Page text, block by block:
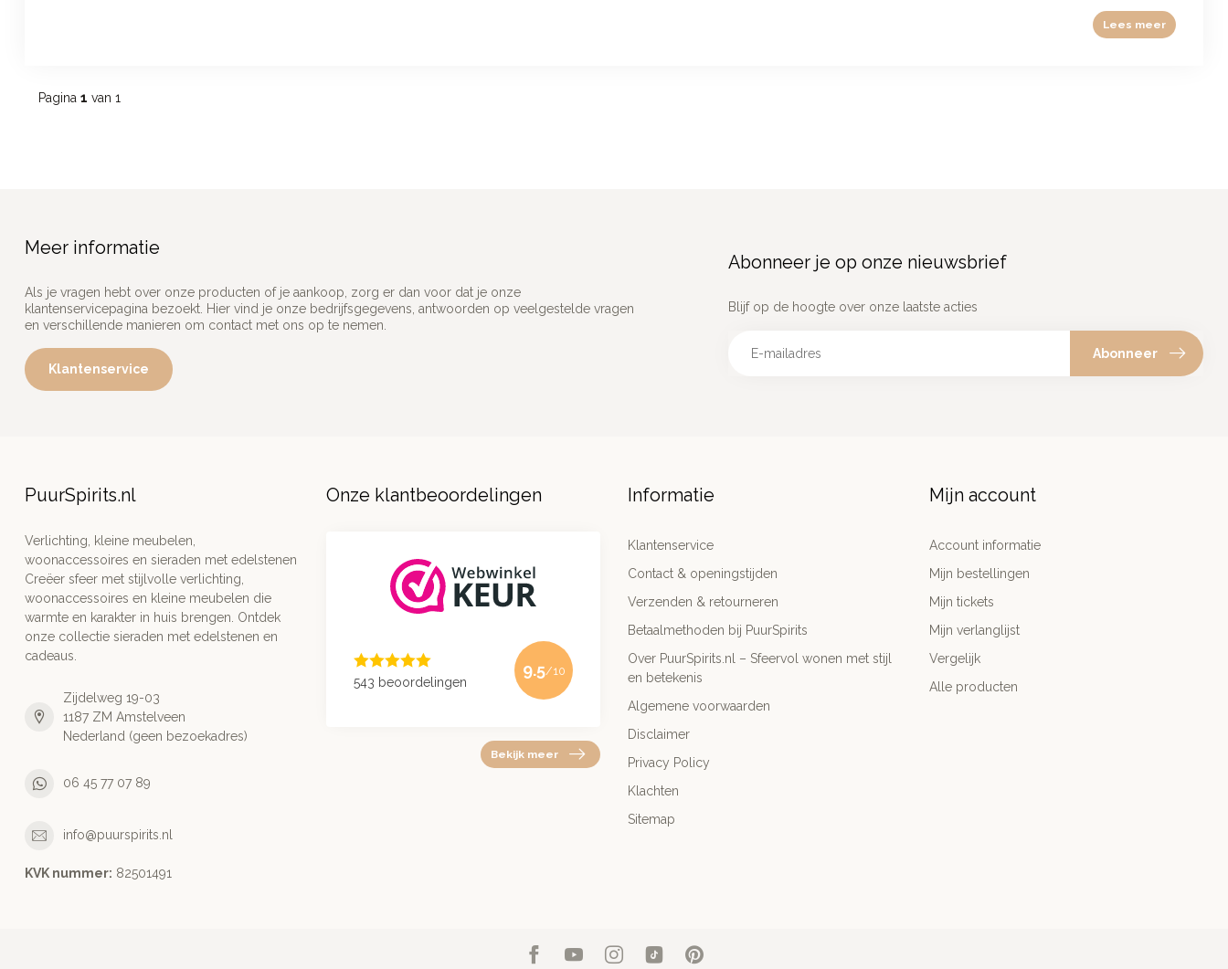
Lees meer
Pagina 1 van 1
Meer informatie
Als je vragen hebt over onze producten of je aankoop, zorg er dan voor dat je onze
klantenservicepagina bezoekt. Hier vind je onze bedrijfsgegevens, antwoorden op veelgestelde vragen
en verschillende manieren om contact met ons op te nemen.
Klantenservice
Abonneer je op onze nieuwsbrief
Blijf op de hoogte over onze laatste acties
Abonneer
PuurSpirits.nl
Verlichting, kleine meubelen,
woonaccessoires en sieraden met edelstenen
Creëer sfeer met stijlvolle verlichting,
woonaccessoires en kleine meubelen die
warmte en karakter in huis brengen. Ontdek
onze collectie sieraden met edelstenen en
cadeaus.
Zijdelweg 19-03
1187 ZM Amstelveen
Nederland (geen bezoekadres)
06 45 77 07 89
info@puurspirits.nl
KVK nummer: 82501491
Onze klantbeoordelingen
543 beoordelingen
9.5/10
Bekijk meer
Informatie
Klantenservice
Contact & openingstijden
Verzenden & retourneren
Betaalmethoden bij PuurSpirits
Over PuurSpirits.nl – Sfeervol wonen met stijl
en betekenis
Algemene voorwaarden
Disclaimer
Privacy Policy
Klachten
Sitemap
Mijn account
Account informatie
Mijn bestellingen
Mijn tickets
Mijn verlanglijst
Vergelijk
Alle producten